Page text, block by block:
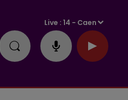
Live :14 - Caen